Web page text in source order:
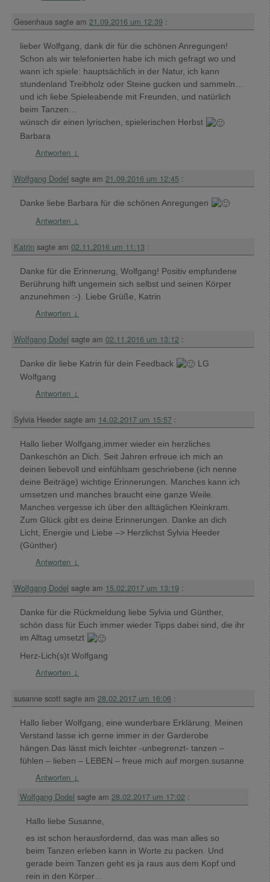
Gesenhaus sagte am 21.09.2016 um 12:39 :
lieber Wolfgang, dank dir für die schönen Anregungen!
Schon als wir telefonierten habe ich mich gefragt wo und
wann ich spiele: hauptsächlich in der Natur, ich kann
stundenland Treibholz oder Steine gucken und sammeln…
und ich liebe Spieleabende mit Freunden, und natürlich
beim Tanzen…
wünsch dir einen lyrischen, spielerischen Herbst
Barbara
Antworten ↓
Wolfgang Dodel sagte am 21.09.2016 um 12:45 :
Danke liebe Barbara für die schönen Anregungen
Antworten ↓
Katrin sagte am 02.11.2016 um 11:13 :
Danke für die Erinnerung, Wolfgang! Positiv empfundene
Berührung hilft ungemein sich selbst und seinen Körper
anzunehmen :-). Liebe Grüße, Katrin
Antworten ↓
Wolfgang Dodel sagte am 02.11.2016 um 13:12 :
Danke dir liebe Katrin für dein Feedback
LG
Wolfgang
Antworten ↓
Sylvia Heeder sagte am 14.02.2017 um 15:57 :
Hallo lieber Wolfgang,immer wieder ein herzliches
Dankeschön an Dich. Seit Jahren erfreue ich mich an
deinen liebevoll und einfühlsam geschriebene (ich nenne
deine Beiträge) wichtige Erinnerungen. Manches kann ich
umsetzen und manches braucht eine ganze Weile.
Manches vergesse ich über den alltäglichen Kleinkram.
Zum Glück gibt es deine Erinnerungen. Danke an dich
Licht, Energie und Liebe –> Herzlichst Sylvia Heeder
(Günther)
Antworten ↓
Wolfgang Dodel sagte am 15.02.2017 um 13:19 :
Danke für die Rückmeldung liebe Sylvia und Günther,
schön dass für Euch immer wieder Tipps dabei sind, die ihr
im Alltag umsetzt
Herz-Lich(s)t Wolfgang
Antworten ↓
susanne scott sagte am 28.02.2017 um 16:06 :
Hallo lieber Wolfgang, eine wunderbare Erklärung. Meinen
Verstand lasse ich gerne immer in der Garderobe
hängen.Das lässt mich leichter -unbegrenzt- tanzen –
fühlen – lieben – LEBEN – freue mich auf morgen.susanne
Antworten ↓
Wolfgang Dodel sagte am 28.02.2017 um 17:02 :
Hallo liebe Susanne,
es ist schon herausfordernd, das was man alles so
beim Tanzen erleben kann in Worte zu packen. Und
gerade beim Tanzen geht es ja raus aus dem Kopf und
rein in den Körper…